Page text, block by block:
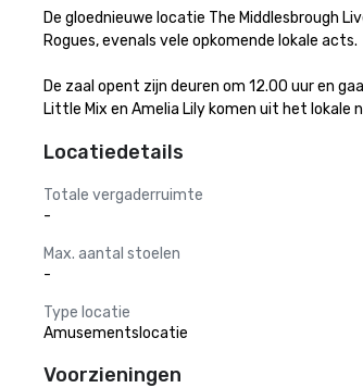
De gloednieuwe locatie The Middlesbrough
Rogues, evenals vele opkomende lokale acts.
De zaal opent zijn deuren om 12.00 uur en
Little Mix en Amelia Lily komen uit het
Locatiedetails
Totale vergaderruimte
-
Max. aantal stoelen
-
Type locatie
Amusementslocatie
Voorzieningen